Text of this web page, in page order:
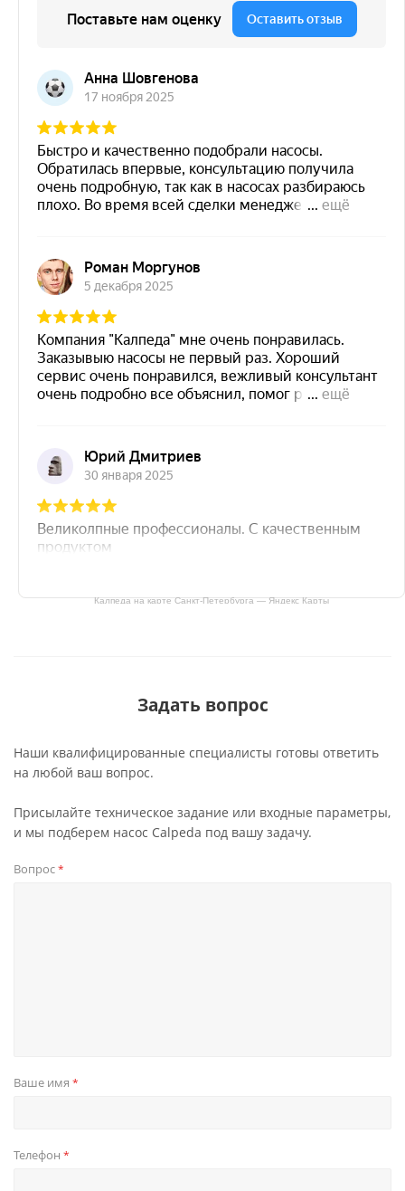
Калпеда на карте Санкт‑Петербурга — Яндекс Карты
Задать вопрос
Наши квалифицированные специалисты готовы ответить
на любой ваш вопрос.
Присылайте техническое задание или входные параметры,
и мы подберем насос Calpeda под вашу задачу.
Вопрос*
Ваше имя *
Телефон *